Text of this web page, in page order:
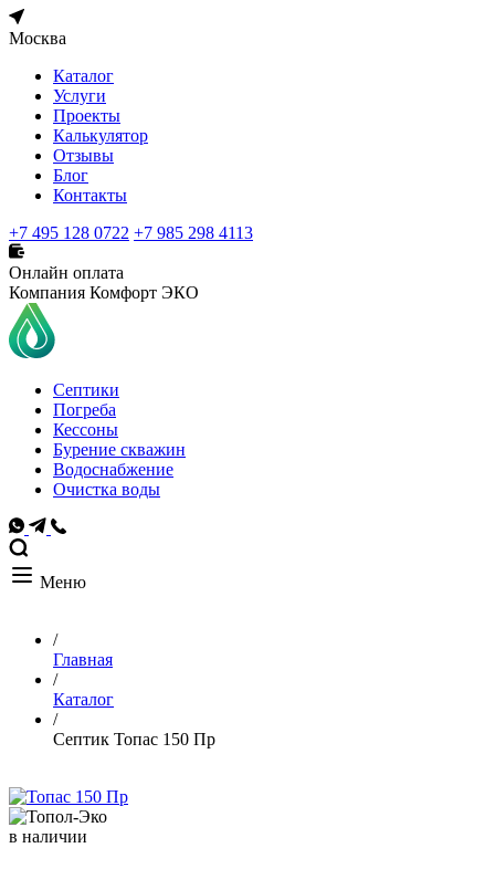
Москва
Каталог
Услуги
Проекты
Калькулятор
Отзывы
Блог
Контакты
+7 495 128 0722 +7 985 298 4113
Онлайн оплата
Компания Комфорт ЭКО
Септики
Погреба
Кессоны
Бурение скважин
Водоснабжение
Очистка воды
Меню
/
Главная
/
Каталог
/
Септик Топас 150 Пр
в наличии